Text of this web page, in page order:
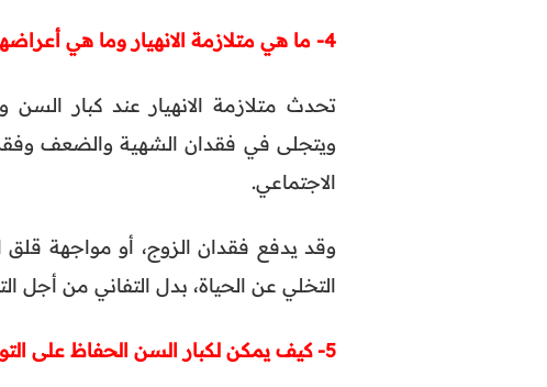
4- ما هي متلازمة الانهيار وما هي أعراضها؟
تحدث متلازمة الانهيار عند كبار
ويتجلى في فقدان الشهية والضعف
الاجتماعي.
وقد يدفع فقدان الزوج، أو مواجهة
التخلي عن الحياة، بدل التفاني من أجل
5- كيف يمكن لكبار السن الحفاظ على التوازن بين الصحة الجسدية والعقلية؟